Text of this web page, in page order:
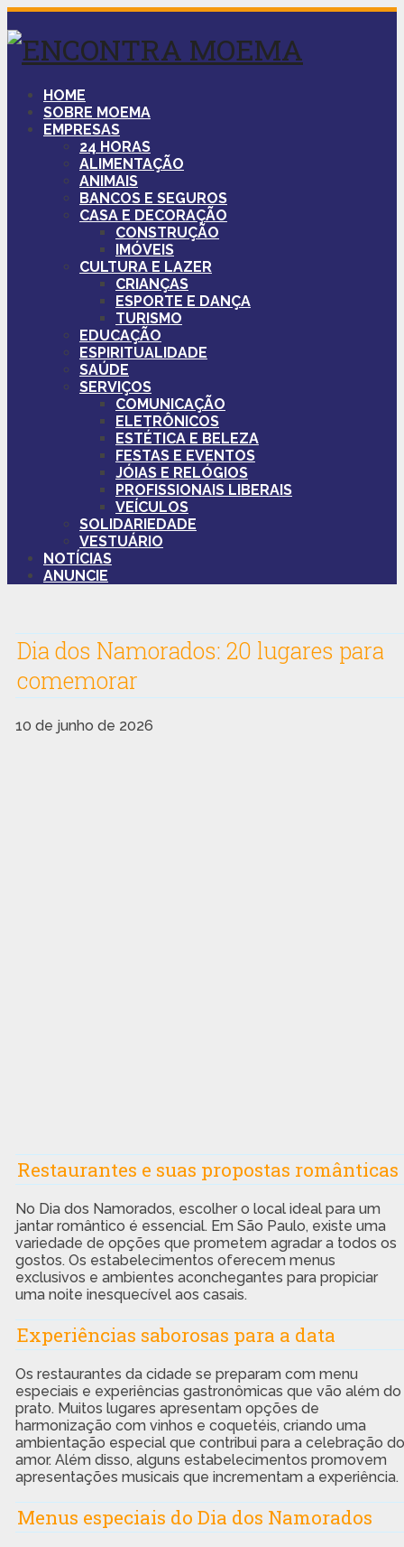
HOME
SOBRE MOEMA
EMPRESAS
24 HORAS
ALIMENTAÇÃO
ANIMAIS
BANCOS E SEGUROS
CASA E DECORAÇÃO
CONSTRUÇÃO
IMÓVEIS
CULTURA E LAZER
CRIANÇAS
ESPORTE E DANÇA
TURISMO
EDUCAÇÃO
ESPIRITUALIDADE
SAÚDE
SERVIÇOS
COMUNICAÇÃO
ELETRÔNICOS
ESTÉTICA E BELEZA
FESTAS E EVENTOS
JÓIAS E RELÓGIOS
PROFISSIONAIS LIBERAIS
VEÍCULOS
SOLIDARIEDADE
VESTUÁRIO
NOTÍCIAS
ANUNCIE
Dia dos Namorados: 20 lugares para
comemorar
10 de junho de 2026
Restaurantes e suas propostas românticas
No Dia dos Namorados, escolher o local ideal para um
jantar romântico é essencial. Em São Paulo, existe uma
variedade de opções que prometem agradar a todos os
gostos. Os estabelecimentos oferecem menus
exclusivos e ambientes aconchegantes para propiciar
uma noite inesquecível aos casais.
Experiências saborosas para a data
Os restaurantes da cidade se preparam com menu
especiais e experiências gastronômicas que vão além do
prato. Muitos lugares apresentam opções de
harmonização com vinhos e coquetéis, criando uma
ambientação especial que contribui para a celebração do
amor. Além disso, alguns estabelecimentos promovem
apresentações musicais que incrementam a experiência.
Menus especiais do Dia dos Namorados